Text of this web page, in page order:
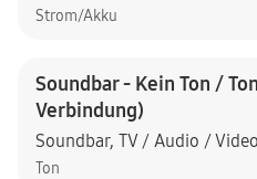
Strom/Akku
Soundbar - Kein Ton /
Verbindung)
Soundbar, TV / Audio / Video
Ton